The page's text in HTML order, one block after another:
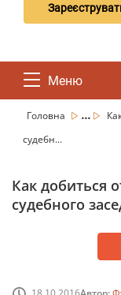
Меню
Головна ...
судебн...
Как добиться
судебного